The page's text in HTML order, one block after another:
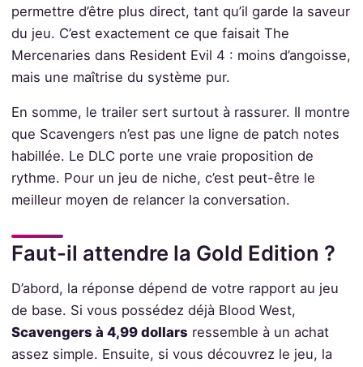
permettre d’être plus direct, tant qu’il garde la saveur
du jeu. C’est exactement ce que faisait The
Mercenaries dans Resident Evil 4 : moins d’angoisse,
mais une maîtrise du système pur.
En somme, le trailer sert surtout à rassurer. Il montre
que Scavengers n’est pas une ligne de patch notes
habillée. Le DLC porte une vraie proposition de
rythme. Pour un jeu de niche, c’est peut-être le
meilleur moyen de relancer la conversation.
Faut-il attendre la Gold Edition ?
D’abord, la réponse dépend de votre rapport au jeu
de base. Si vous possédez déjà Blood West,
Scavengers à 4,99 dollars ressemble à un achat
assez simple. Ensuite, si vous découvrez le jeu, la